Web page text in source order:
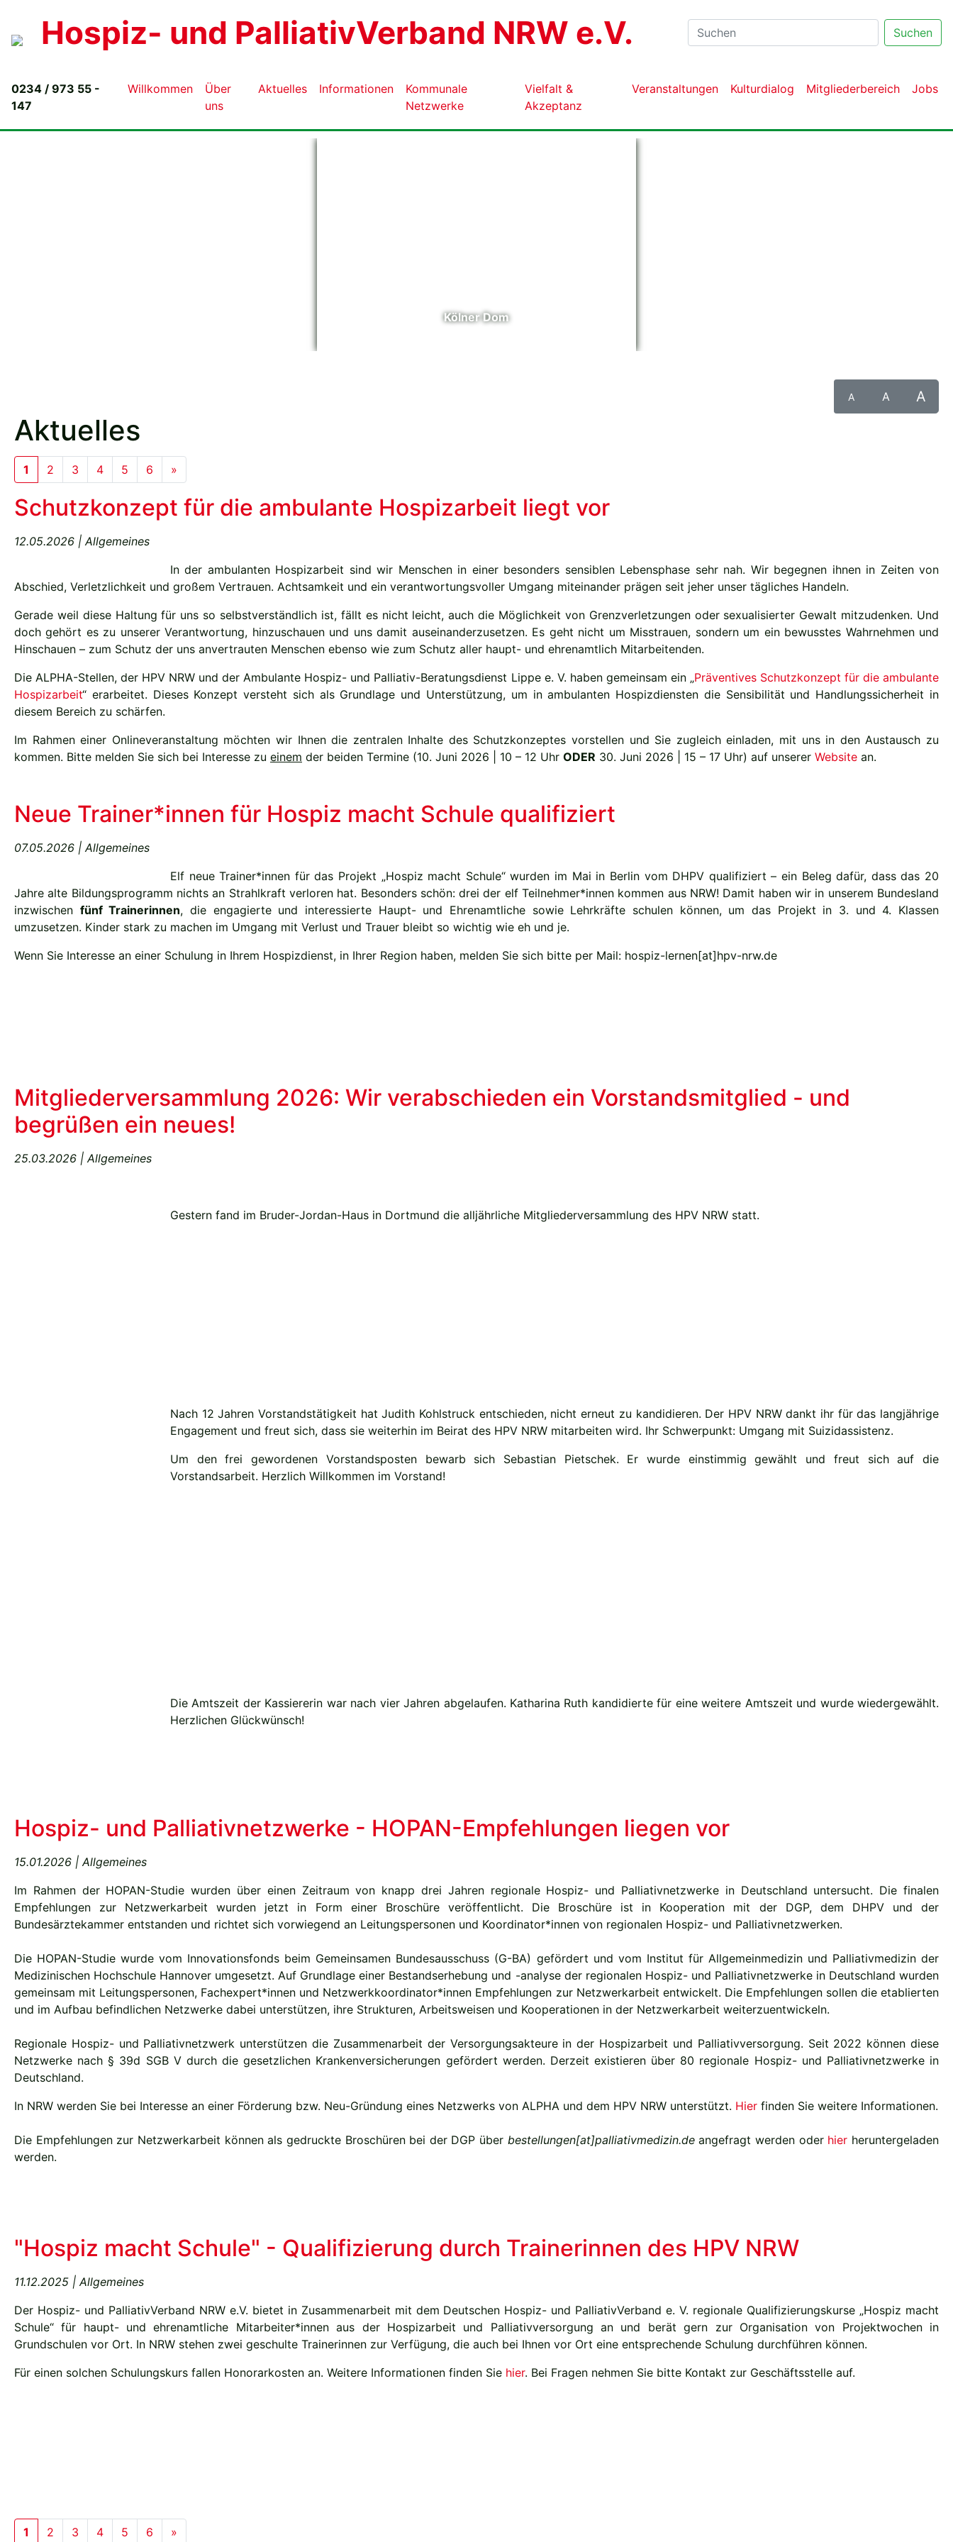
Hospiz- und PalliativVerband NRW e.V. Suchen
0234 / 973 55 -
147
Willkommen
Über
uns
Aktuelles Informationen
Kommunale
Netzwerke
Vielfalt &
Akzeptanz
Veranstaltungen Kulturdialog Mitgliederbereich Jobs
A A A
Aktuelles
1 (current)
2 3 4 5 6 »
Schutzkonzept für die ambulante Hospizarbeit liegt vor
12.05.2026 | Allgemeines
In der ambulanten Hospizarbeit sind wir Menschen in einer besonders sensiblen Lebensphase sehr nah. Wir begegnen ihnen in Zeiten von
Abschied, Verletzlichkeit und großem Vertrauen. Achtsamkeit und ein verantwortungsvoller Umgang miteinander prägen seit jeher unser tägliches Handeln.
Gerade weil diese Haltung für uns so selbstverständlich ist, fällt es nicht leicht, auch die Möglichkeit von Grenzverletzungen oder sexualisierter Gewalt mitzudenken. Und
doch gehört es zu unserer Verantwortung, hinzuschauen und uns damit auseinanderzusetzen. Es geht nicht um Misstrauen, sondern um ein bewusstes Wahrnehmen und
Hinschauen – zum Schutz der uns anvertrauten Menschen ebenso wie zum Schutz aller haupt- und ehrenamtlich Mitarbeitenden.
Die ALPHA-Stellen, der HPV NRW und der Ambulante Hospiz- und Palliativ-Beratungsdienst Lippe e. V. haben gemeinsam ein „Präventives Schutzkonzept für die ambulante
Hospizarbeit“ erarbeitet. Dieses Konzept versteht sich als Grundlage und Unterstützung, um in ambulanten Hospizdiensten die Sensibilität und Handlungssicherheit in
diesem Bereich zu schärfen.
Im Rahmen einer Onlineveranstaltung möchten wir Ihnen die zentralen Inhalte des Schutzkonzeptes vorstellen und Sie zugleich einladen, mit uns in den Austausch zu
kommen. Bitte melden Sie sich bei Interesse zu einem der beiden Termine (10. Juni 2026 | 10 – 12 Uhr ODER 30. Juni 2026 | 15 – 17 Uhr) auf unserer Website an.
Neue Trainer*innen für Hospiz macht Schule qualifiziert
07.05.2026 | Allgemeines
Elf neue Trainer*innen für das Projekt „Hospiz macht Schule“ wurden im Mai in Berlin vom DHPV qualifiziert – ein Beleg dafür, dass das 20
Jahre alte Bildungsprogramm nichts an Strahlkraft verloren hat. Besonders schön: drei der elf Teilnehmer*innen kommen aus NRW! Damit haben wir in unserem Bundesland
inzwischen fünf Trainerinnen, die engagierte und interessierte Haupt- und Ehrenamtliche sowie Lehrkräfte schulen können, um das Projekt in 3. und 4. Klassen
umzusetzen. Kinder stark zu machen im Umgang mit Verlust und Trauer bleibt so wichtig wie eh und je.
Wenn Sie Interesse an einer Schulung in Ihrem Hospizdienst, in Ihrer Region haben, melden Sie sich bitte per Mail: hospiz-lernen[at]hpv-nrw.de
Mitgliederversammlung 2026: Wir verabschieden ein Vorstandsmitglied - und
begrüßen ein neues!
25.03.2026 | Allgemeines
Gestern fand im Bruder-Jordan-Haus in Dortmund die alljährliche Mitgliederversammlung des HPV NRW statt.
Nach 12 Jahren Vorstandstätigkeit hat Judith Kohlstruck entschieden, nicht erneut zu kandidieren. Der HPV NRW dankt ihr für das langjährige
Engagement und freut sich, dass sie weiterhin im Beirat des HPV NRW mitarbeiten wird. Ihr Schwerpunkt: Umgang mit Suizidassistenz.
Um den frei gewordenen Vorstandsposten bewarb sich Sebastian Pietschek. Er wurde einstimmig gewählt und freut sich auf die
Vorstandsarbeit. Herzlich Willkommen im Vorstand!
Die Amtszeit der Kassiererin war nach vier Jahren abgelaufen. Katharina Ruth kandidierte für eine weitere Amtszeit und wurde wiedergewählt.
Herzlichen Glückwünsch!
Hospiz- und Palliativnetzwerke - HOPAN-Empfehlungen liegen vor
15.01.2026 | Allgemeines
Im Rahmen der HOPAN-Studie wurden über einen Zeitraum von knapp drei Jahren regionale Hospiz- und Palliativnetzwerke in Deutschland untersucht. Die finalen
Empfehlungen zur Netzwerkarbeit wurden jetzt in Form einer Broschüre veröffentlicht. Die Broschüre ist in Kooperation mit der DGP, dem DHPV und der
Bundesärztekammer entstanden und richtet sich vorwiegend an Leitungspersonen und Koordinator*innen von regionalen Hospiz- und Palliativnetzwerken.
Die HOPAN-Studie wurde vom Innovationsfonds beim Gemeinsamen Bundesausschuss (G-BA) gefördert und vom Institut für Allgemeinmedizin und Palliativmedizin der
Medizinischen Hochschule Hannover umgesetzt. Auf Grundlage einer Bestandserhebung und -analyse der regionalen Hospiz- und Palliativnetzwerke in Deutschland wurden
gemeinsam mit Leitungspersonen, Fachexpert*innen und Netzwerkkoordinator*innen Empfehlungen zur Netzwerkarbeit entwickelt. Die Empfehlungen sollen die etablierten
und im Aufbau befindlichen Netzwerke dabei unterstützen, ihre Strukturen, Arbeitsweisen und Kooperationen in der Netzwerkarbeit weiterzuentwickeln.
Regionale Hospiz- und Palliativnetzwerk unterstützen die Zusammenarbeit der Versorgungsakteure in der Hospizarbeit und Palliativversorgung. Seit 2022 können diese
Netzwerke nach § 39d SGB V durch die gesetzlichen Krankenversicherungen gefördert werden. Derzeit existieren über 80 regionale Hospiz- und Palliativnetzwerke in
Deutschland.
In NRW werden Sie bei Interesse an einer Förderung bzw. Neu-Gründung eines Netzwerks von ALPHA und dem HPV NRW unterstützt. Hier finden Sie weitere Informationen.
Die Empfehlungen zur Netzwerkarbeit können als gedruckte Broschüren bei der DGP über bestellungen[at]palliativmedizin.deangefragt werden oder hier heruntergeladen
werden.
"Hospiz macht Schule" - Qualifizierung durch Trainerinnen des HPV NRW
11.12.2025 | Allgemeines
Der Hospiz- und PalliativVerband NRW e.V. bietet in Zusammenarbeit mit dem Deutschen Hospiz- und PalliativVerband e. V. regionale Qualifizierungskurse „Hospiz macht
Schule“ für haupt- und ehrenamtliche Mitarbeiter*innen aus der Hospizarbeit und Palliativversorgung an und berät gern zur Organisation von Projektwochen in
Grundschulen vor Ort. In NRW stehen zwei geschulte Trainerinnen zur Verfügung, die auch bei Ihnen vor Ort eine entsprechende Schulung durchführen können.
Für einen solchen Schulungskurs fallen Honorarkosten an. Weitere Informationen finden Sie hier. Bei Fragen nehmen Sie bitte Kontakt zur Geschäftsstelle auf.
1 (current)
2 3 4 5 6 »